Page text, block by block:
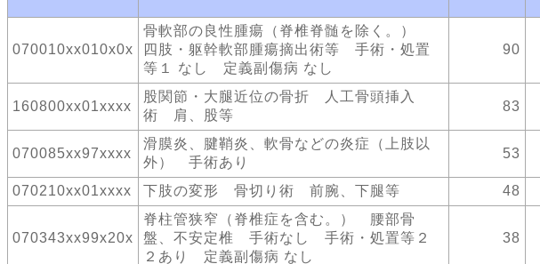
070010xx010x0x
骨軟部の良性腫瘍（脊椎脊髄を除く。）
四肢・躯幹軟部腫瘍摘出術等 手術・処置
等１ なし 定義副傷病 なし
90
160800xx01xxxx
股関節・大腿近位の骨折 人工骨頭挿入
術 肩、股等
83
070085xx97xxxx
滑膜炎、腱鞘炎、軟骨などの炎症（上肢以
外） 手術あり
53
070210xx01xxxx 下肢の変形 骨切り術 前腕、下腿等 48
070343xx99x20x
脊柱管狭窄（脊椎症を含む。） 腰部骨
盤、不安定椎 手術なし 手術・処置等２
２あり 定義副傷病 なし
38